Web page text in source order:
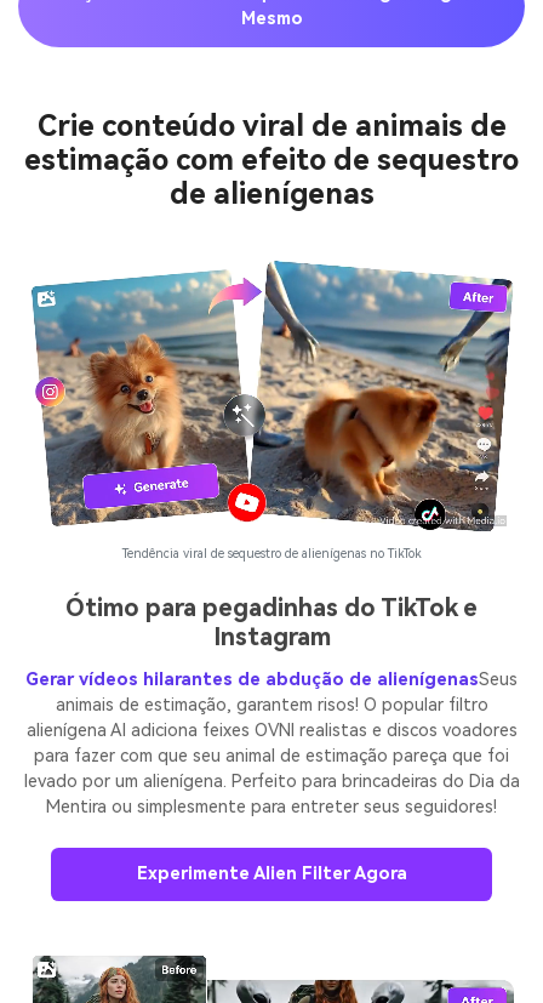
Mesmo
Crie conteúdo viral de animais de
estimação com efeito de sequestro
de alienígenas
Ótimo para pegadinhas do TikTok e
Instagram
Gerar vídeos hilarantes de abdução de alienígenasSeus
animais de estimação, garantem risos! O popular filtro
alienígena AI adiciona feixes OVNI realistas e discos voadores
para fazer com que seu animal de estimação pareça que foi
levado por um alienígena. Perfeito para brincadeiras do Dia da
Mentira ou simplesmente para entreter seus seguidores!
Experimente Alien Filter Agora
Tendência viral de sequestro de alienígenas no TikTok